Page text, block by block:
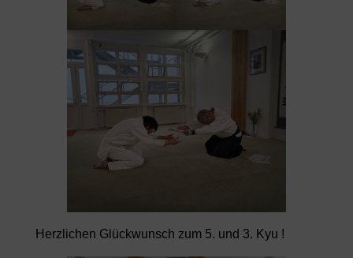
Herzlichen Glückwunsch zum 5. und 3. Kyu !